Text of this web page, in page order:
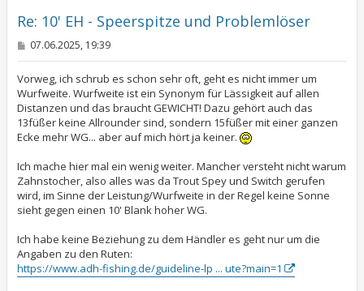
Re: 10' EH - Speerspitze und Problemlöser
B
t
r
a
g
07.06.2025, 19:39
Vorweg, ich schrub es schon sehr oft, geht es nicht immer um
Wurfweite. Wurfweite ist ein Synonym für Lässigkeit auf allen
Distanzen und das braucht GEWICHT! Dazu gehört auch das
13füßer keine Allrounder sind, sondern 15füßer mit einer ganzen
Ecke mehr WG... aber auf mich hört ja keiner.
Ich mache hier mal ein wenig weiter. Mancher versteht nicht warum
Zahnstocher, also alles was da Trout Spey und Switch gerufen
wird, im Sinne der Leistung/Wurfweite in der Regel keine Sonne
sieht gegen einen 10' Blank hoher WG.
Ich habe keine Beziehung zu dem Händler es geht nur um die
Angaben zu den Ruten:
https://www.adh-fishing.de/guideline-lp ... ute?main=1